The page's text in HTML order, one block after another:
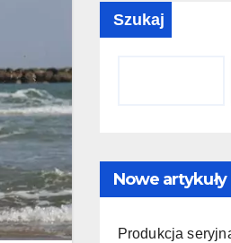
Szukaj
Nowe artykuły
Produkcja